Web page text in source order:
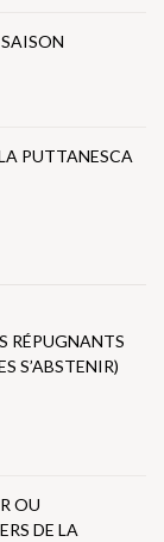
PUTTANESCA
RÉPUGNANTS
S’ABSTENIR)
OU
DE LA